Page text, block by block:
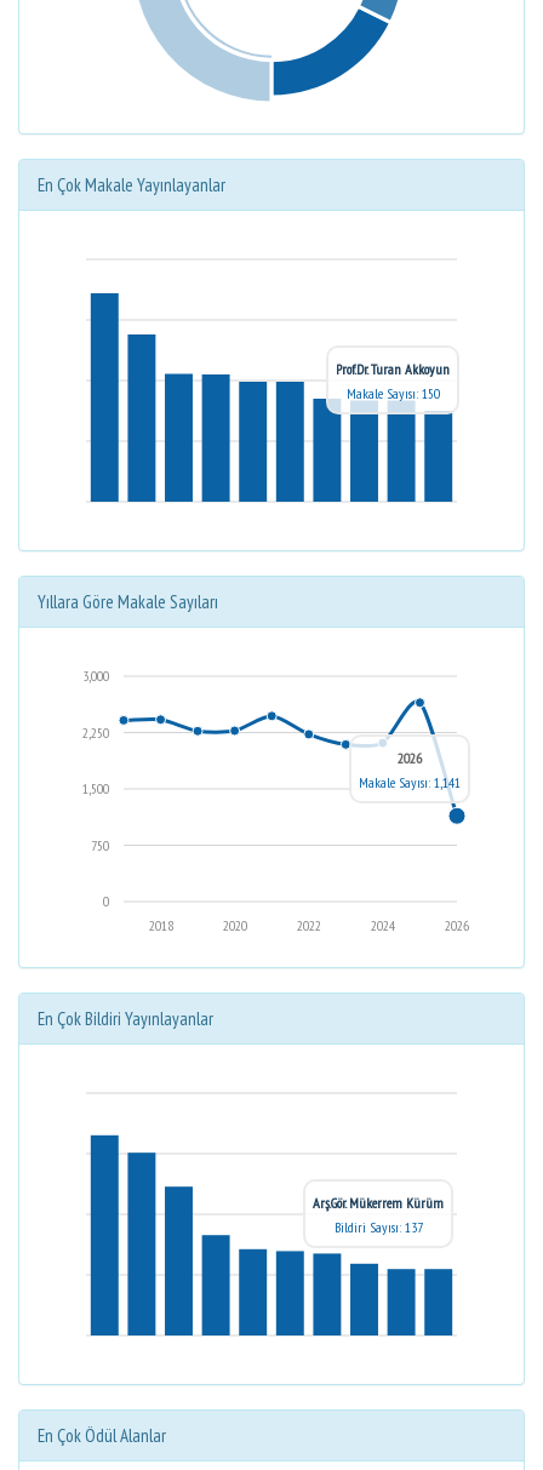
En Çok Makale Yayınlayanlar
Prof.Dr. Turan Akkoyun
Makale Sayısı: 150
Yıllara Göre Makale Sayıları
0
750
1,500
2,250
3,000
2026
2024
2022
2020
2018
2026
Makale Sayısı: 1,141
En Çok Bildiri Yayınlayanlar
Arş.Gör. Mükerrem Kürüm
Bildiri Sayısı: 137
En Çok Ödül Alanlar